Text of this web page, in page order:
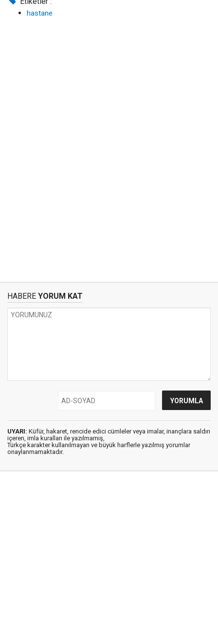
hastane
HABERE YORUM KAT
UYARI: Küfür, hakaret, rencide edici cümleler veya imalar, inançlara saldırı
içeren, imla kuralları ile yazılmamış,
Türkçe karakter kullanılmayan ve büyük harflerle yazılmış yorumlar
onaylanmamaktadır.